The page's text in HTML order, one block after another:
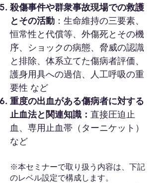
殺傷事件や群衆事故現場での救護
とその活動 ：生命維持の三要素、
恒常性と代償等、外傷死とその機
序、ショックの病態、脅威の認識
と排除、体系立てた傷病者評価、
護身用具への過信、人工呼吸の重
要性 など
重度の出血がある傷病者に対する
止血法と関連知識： 直接圧迫止
血、専用止血帯（ターニケット）
など
※本セミナーで取り扱う内容は、下記
のレベル設定で構成します。